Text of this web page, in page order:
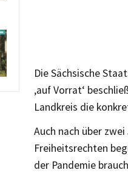
Die Sächsische
‚auf Vorrat‘
Landkreis die
Auch nach über
Freiheitsrechten
der Pandemie